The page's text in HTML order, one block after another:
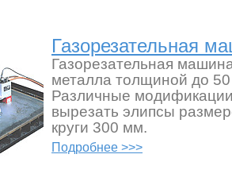
Газорезательная
Газорезательная
металла толщиной до
Различные
вырезать элипсы
круги 300 мм.
Подробнее >>>